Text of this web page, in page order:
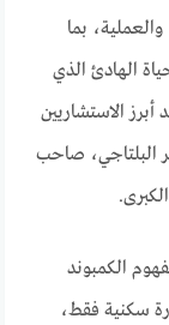
بما
الهادئ الذي
الاستشاريين
البلتاجي، صاحب
الكمبوند
حيث يضم المشروع نحو 18 عمارة سكنية فقط،